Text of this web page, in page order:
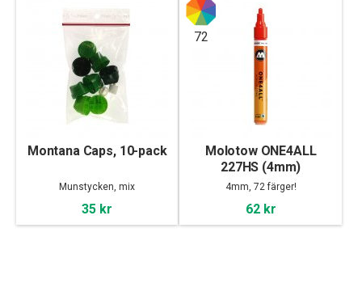
Montana Caps, 10-pack
Munstycken, mix
35 kr
72
Molotow ONE4ALL
227HS (4mm)
4mm, 72 färger!
62 kr